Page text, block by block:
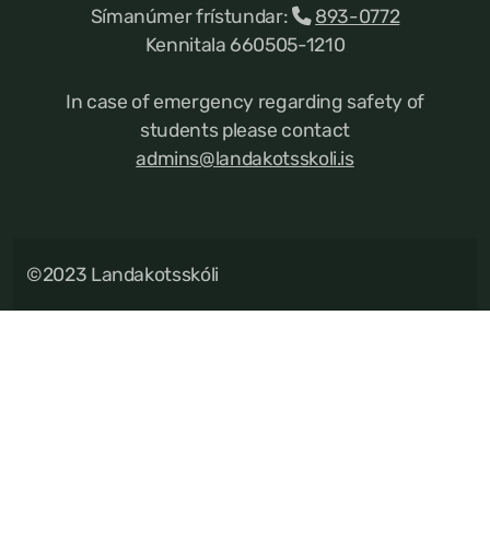
Símanúmer frístundar:
893-0772
Kennitala 660505-1210
In case of emergency regarding safety of
students please contact
admins@landakotsskoli.is
©2023 Landakotsskóli